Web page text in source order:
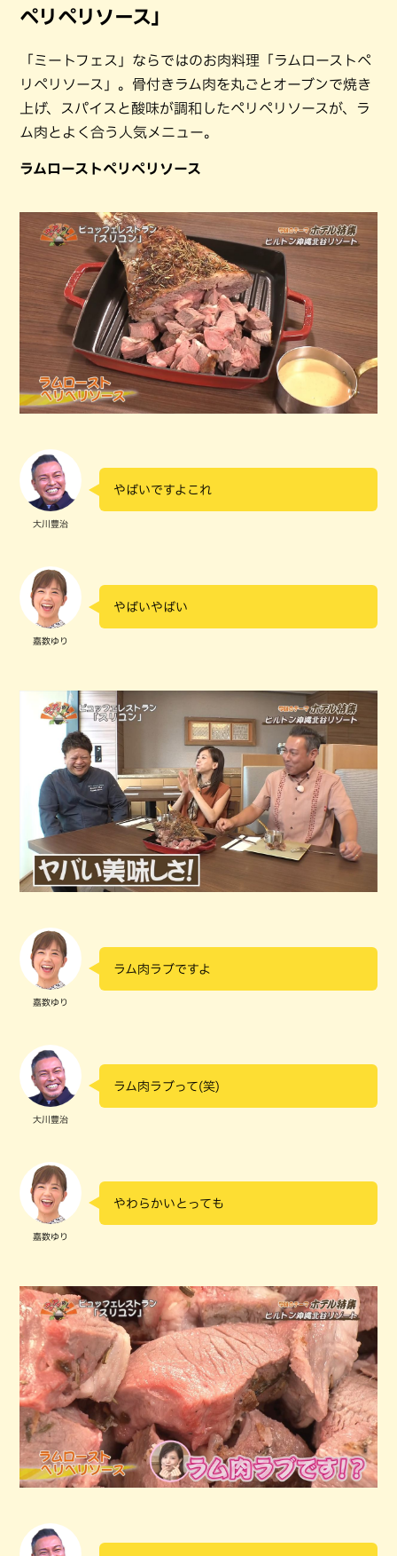
ペリペリソース」
「ミートフェス」ならではのお肉料理「ラムローストペ
リペリソース」。骨付きラム肉を丸ごとオーブンで焼き
上げ、スパイスと酸味が調和したペリペリソースが、ラ
ム肉とよく合う人気メニュー。
ラムローストペリペリソース
大川豊治
やばいですよこれ
嘉数ゆり
やばいやばい
嘉数ゆり
ラム肉ラブですよ
大川豊治
ラム肉ラブって(笑)
嘉数ゆり
やわらかいとっても